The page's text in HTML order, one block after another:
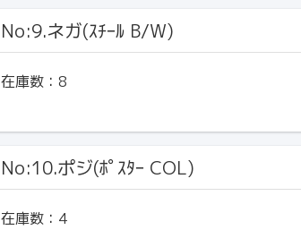
No:9.ネガ(ｽﾁｰﾙ B/W)
在庫数： 8
No:10.ポジ(ﾎﾟｽﾀｰ COL)
在庫数： 4